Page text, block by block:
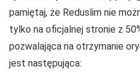
pamiętaj, że Reduslim nie
tylko na oficjalnej stronie z
pozwalająca na otrzymanie
jest następująca: